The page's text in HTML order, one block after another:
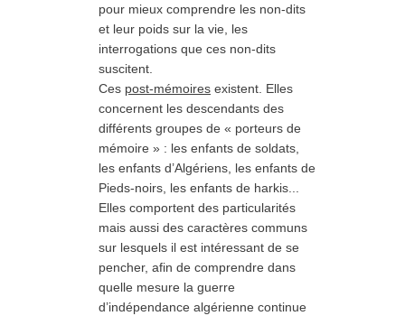
pour mieux comprendre les non-dits
et leur poids sur la vie, les
interrogations que ces non-dits
suscitent.
Ces post-mémoires existent. Elles
concernent les descendants des
différents groupes de « porteurs de
mémoire » : les enfants de soldats,
les enfants d’Algériens, les enfants de
Pieds-noirs, les enfants de harkis...
Elles comportent des particularités
mais aussi des caractères communs
sur lesquels il est intéressant de se
pencher, afin de comprendre dans
quelle mesure la guerre
d’indépendance algérienne continue